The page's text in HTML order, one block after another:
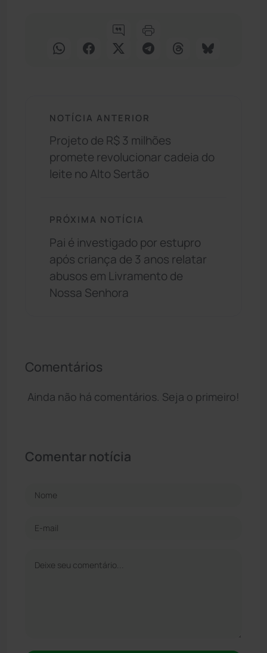
NOTÍCIA ANTERIOR
Projeto de R$ 3 milhões
promete revolucionar cadeia do
leite no Alto Sertão
PRÓXIMA NOTÍCIA
Pai é investigado por estupro
após criança de 3 anos relatar
abusos em Livramento de
Nossa Senhora
Comentários
Ainda não há comentários. Seja o primeiro!
Comentar notícia